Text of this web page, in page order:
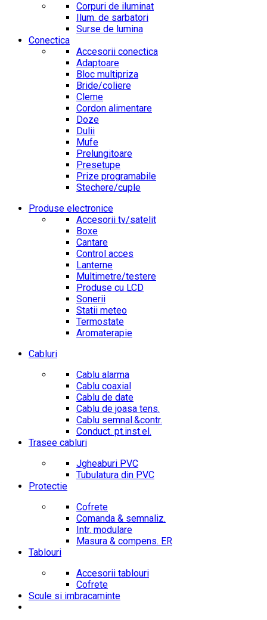
Corpuri de iluminat
Ilum. de sarbatori
Surse de lumina
Conectica
Accesorii conectica
Adaptoare
Bloc multipriza
Bride/coliere
Cleme
Cordon alimentare
Doze
Dulii
Mufe
Prelungitoare
Presetupe
Prize programabile
Stechere/cuple
Produse electronice
Accesorii tv/satelit
Boxe
Cantare
Control acces
Lanterne
Multimetre/testere
Produse cu LCD
Sonerii
Statii meteo
Termostate
Aromaterapie
Cabluri
Cablu alarma
Cablu coaxial
Cablu de date
Cablu de joasa tens.
Cablu semnal.&contr.
Conduct. pt.inst.el.
Trasee cabluri
Jgheaburi PVC
Tubulatura din PVC
Protectie
Cofrete
Comanda & semnaliz.
Intr. modulare
Masura & compens. ER
Tablouri
Accesorii tablouri
Cofrete
Scule si imbracaminte